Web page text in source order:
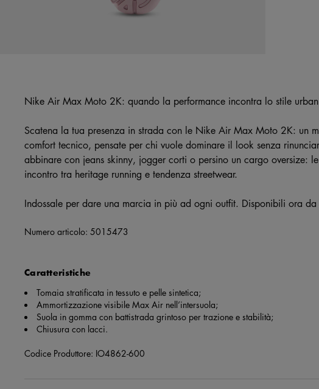
Nike Air Max Moto 2K: quando la performance incontra lo stile urban
Scatena la tua presenza in strada con le Nike Air Max Moto 2K: un
comfort tecnico, pensate per chi vuole dominare il look senza
abbinare con jeans skinny, jogger corti o persino un cargo oversize:
incontro tra heritage running e tendenza streetwear.
Indossale per dare una marcia in più ad ogni outfit. Disponibili ora da
Numero articolo: 5015473
Caratteristiche
Tomaia stratificata in tessuto e pelle sintetica;
Ammortizzazione visibile Max Air nell’intersuola;
Suola in gomma con battistrada grintoso per trazione e stabilità;
Chiusura con lacci.
Codice Produttore: IO4862-600